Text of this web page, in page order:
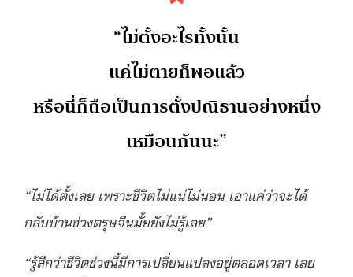
“ไม่ตั้งอะไรทั้งนั้น
แค่ไม่ตายก็พอแล้ว
หรือนี่ก็ถือเป็นการตั้งปณิธานอย่างหนึ่ง
เหมือนกันนะ”
“ไม่ได้ตั้งเลย เพราะชีวิตไม่แน่ไม่นอน เอาแค่ว่าจะได้
กลับบ้านช่วงตรุษจีนมั้ยยังไม่รู้เลย”
“รู้สึกว่าชีวิตช่วงนี้มีการเปลี่ยนแปลงอยู่ตลอดเวลา เลย